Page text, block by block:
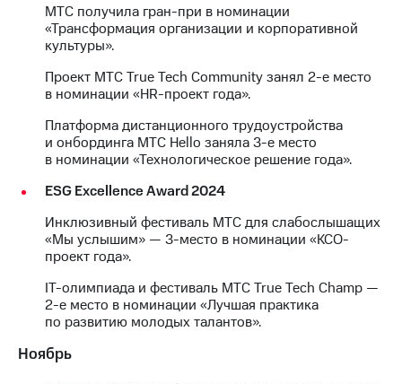
МТС получила гран-при в номинации
«Трансформация организации и корпоративной
культуры».
Проект МТС True Tech Community занял 2-е место
в номинации «HR-проект года».
Платформа дистанционного трудоустройства
и онбординга МТС Hello заняла 3-е место
в номинации «Технологическое решение года».
ESG Excellence Award 2024
Инклюзивный фестиваль МТС для слабослышащих
«Мы услышим» — 3-место в номинации «КСО-
проект года».
IT-олимпиада и фестиваль МТС True Tech Champ —
2-е место в номинации «Лучшая практика
по развитию молодых талантов».
Ноябрь